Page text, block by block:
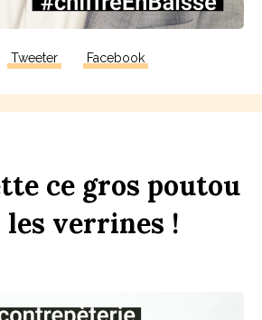
Tweeter Facebook
ce gros poutou
les verrines !